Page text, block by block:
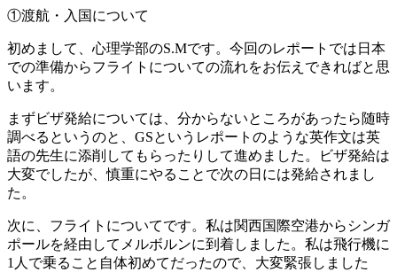
①渡航・入国について
初めまして、心理学部のS.Mです。今回のレポートでは日本
での準備からフライトについての流れをお伝えできればと思
います。
まずビザ発給については、分からないところがあったら随時
調べるというのと、GSというレポートのような英作文は英
語の先生に添削してもらったりして進めました。ビザ発給は
大変でしたが、慎重にやることで次の日には発給されまし
た。
次に、フライトについてです。私は関西国際空港からシンガ
ポールを経由してメルボルンに到着しました。私は飛行機に
1人で乗ること自体初めてだったので、大変緊張しました